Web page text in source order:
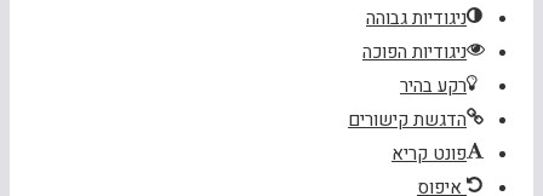
ניגודיות גבוהה
ניגודיות הפוכה
רקע בהיר
הדגשת קישורים
פונט קריא
איפוס